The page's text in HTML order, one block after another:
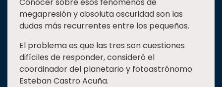
Investigación
Internacionalización
Responsabilidad
social
Vinculación
megapresión y absoluta oscuridad son las
dudas más recurrentes entre los pequeños.
El problema es que las tres son cuestiones
difíciles de responder, consideró el
coordinador del planetario y fotoastrónomo
Esteban Castro Acuña.